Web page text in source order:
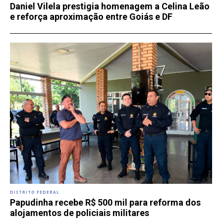
Daniel Vilela prestigia homenagem a Celina Leão
e reforça aproximação entre Goiás e DF
DISTRITO FEDERAL
Papudinha recebe R$ 500 mil para reforma dos
alojamentos de policiais militares